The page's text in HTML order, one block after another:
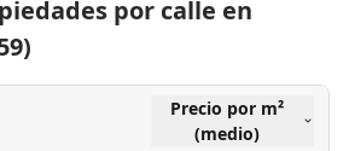
por calle en
Precio por m²
(medio)